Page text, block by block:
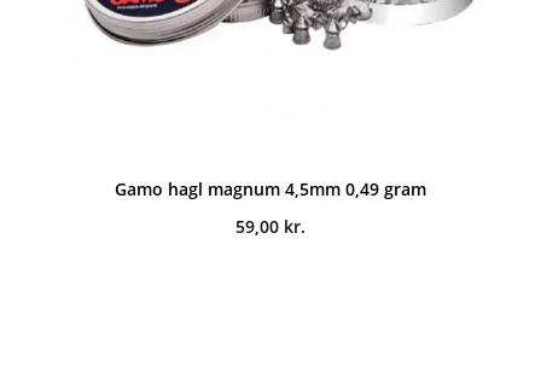
Gamo hagl magnum 4,5mm 0,49 gram
59,00 kr.